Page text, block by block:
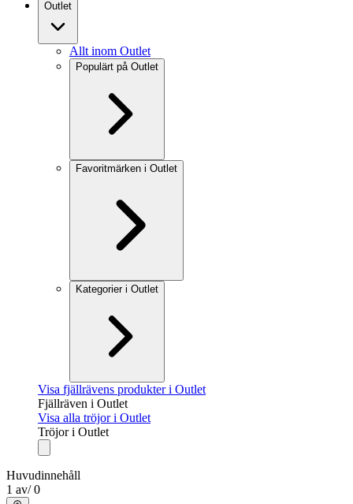
Outlet
Allt inom Outlet
Populärt på Outlet
Favoritmärken i Outlet
Kategorier i Outlet
Visa fjällrävens produkter i Outlet
Fjällräven i Outlet
Visa alla tröjor i Outlet
Tröjor i Outlet
Huvudinnehåll
1 av/ 0